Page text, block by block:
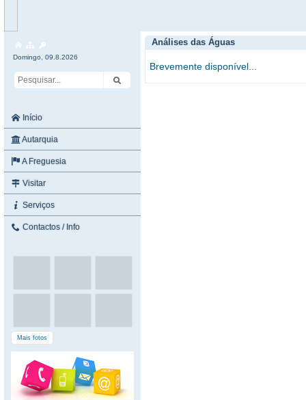
Domingo, 09.8.2026
Início
Autarquia
A Freguesia
Visitar
Serviços
Contactos / Info
Mais fotos
Análises das Águas
Brevemente disponível...